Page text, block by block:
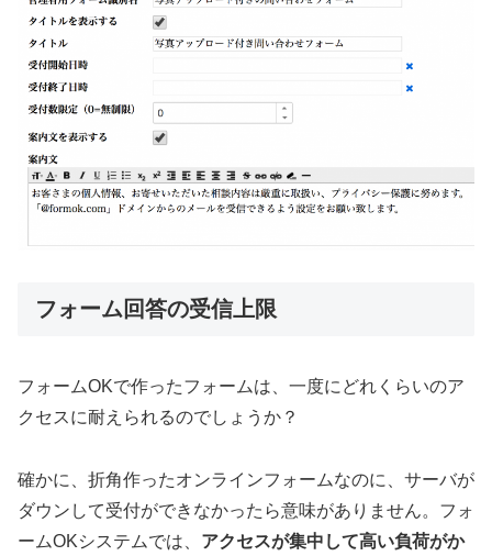
フォーム回答の受信上限
フォームOKで作ったフォームは、一度にどれくらいのア
クセスに耐えられるのでしょうか？
確かに、折角作ったオンラインフォームなのに、サーバが
ダウンして受付ができなかったら意味がありません。フォ
ームOKシステムでは、 アクセスが集中して高い負荷がか